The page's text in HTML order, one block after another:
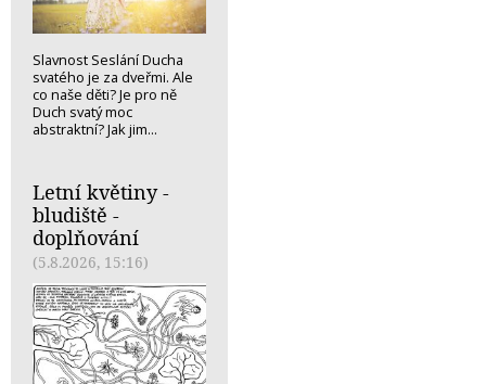
Slavnost Seslání Ducha
svatého je za dveřmi. Ale
co naše děti? Je pro ně
Duch svatý moc
abstraktní? Jak jim...
Letní květiny -
bludiště -
doplňování
(5.8.2026, 15:16)